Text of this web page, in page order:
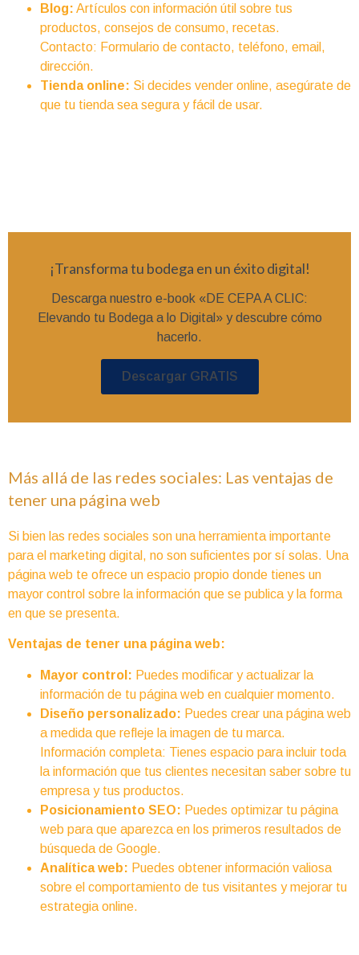
Blog: Artículos con información útil sobre tus
productos, consejos de consumo, recetas.
Contacto: Formulario de contacto, teléfono, email,
dirección.
Tienda online: Si decides vender online, asegúrate de
que tu tienda sea segura y fácil de usar.
¡Transforma tu bodega en un éxito digital!
Descarga nuestro e-book «DE CEPA A CLIC:
Elevando tu Bodega a lo Digital» y descubre cómo
hacerlo.
Descargar GRATIS
Más allá de las redes sociales: Las ventajas de
tener una página web
Si bien las redes sociales son una herramienta importante
para el marketing digital, no son suficientes por sí solas. Una
página web te ofrece un espacio propio donde tienes un
mayor control sobre la información que se publica y la forma
en que se presenta.
Ventajas de tener una página web:
Mayor control: Puedes modificar y actualizar la
información de tu página web en cualquier momento.
Diseño personalizado: Puedes crear una página web
a medida que refleje la imagen de tu marca.
Información completa: Tienes espacio para incluir toda
la información que tus clientes necesitan saber sobre tu
empresa y tus productos.
Posicionamiento SEO: Puedes optimizar tu página
web para que aparezca en los primeros resultados de
búsqueda de Google.
Analítica web: Puedes obtener información valiosa
sobre el comportamiento de tus visitantes y mejorar tu
estrategia online.